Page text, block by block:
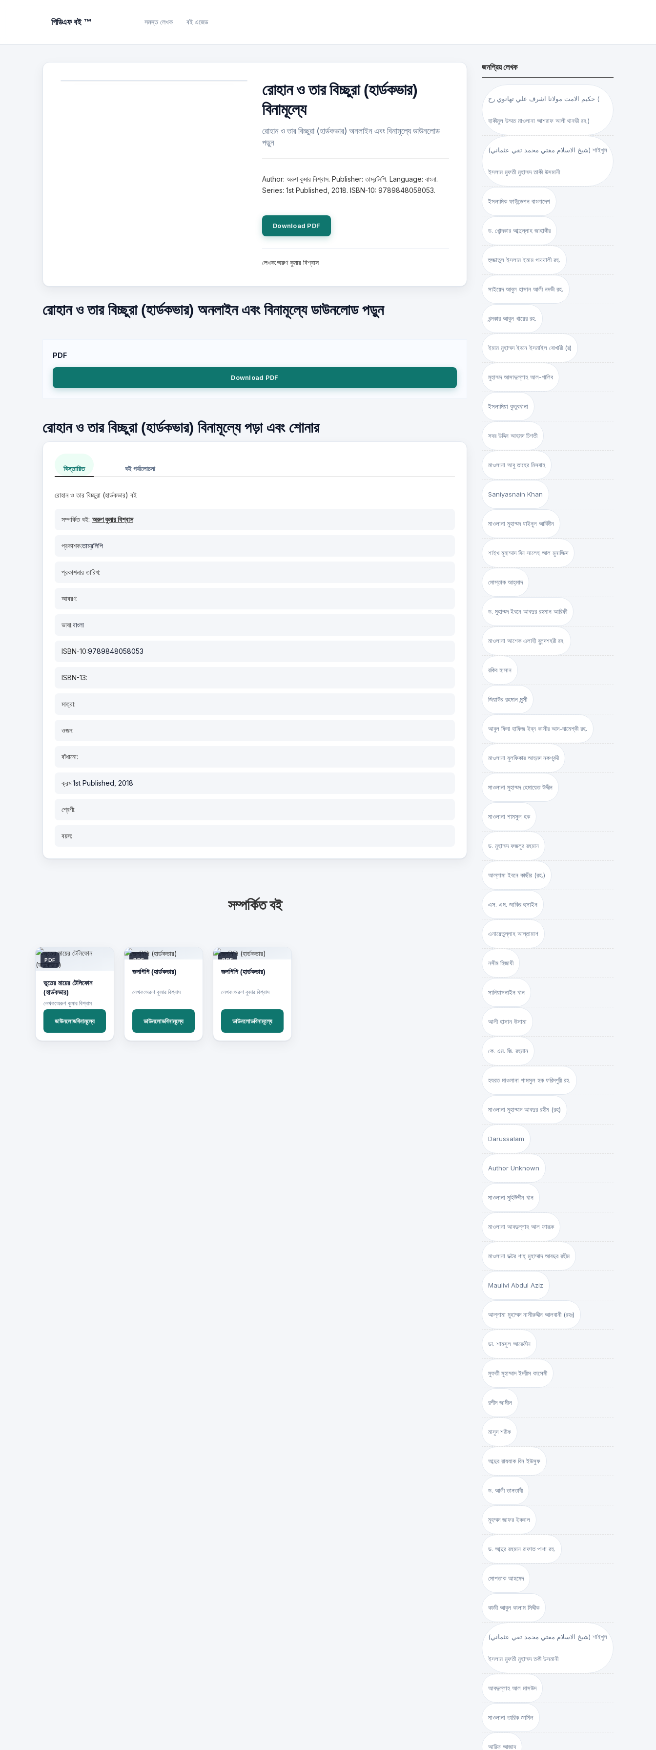
পিডিএফ বই ™ সমস্ত লেখক বই এজেড
রোহান ও তার বিচ্ছুরা (হার্ডকভার)
বিনামূল্যে
রোহান ও তার বিচ্ছুরা (হার্ডকভার) অনলাইন এবং বিনামূল্যে ডাউনলোড
পড়ুন
Author: অরুণ কুমার বিশ্বাস. Publisher: তাম্রলিপি. Language: বাংলা.
Series: 1st Published, 2018. ISBN-10: 9789848058053.
Download PDF
লেখক:অরুণ কুমার বিশ্বাস
রোহান ও তার বিচ্ছুরা (হার্ডকভার) অনলাইন এবং বিনামূল্যে ডাউনলোড পড়ুন
PDF
Download PDF
রোহান ও তার বিচ্ছুরা (হার্ডকভার) বিনামূল্যে পড়া এবং শোনার
বিস্তারিত বই পর্যালোচনা
রোহান ও তার বিচ্ছুরা (হার্ডকভার) বই
সম্পর্কিত বই: অরুণ কুমার বিশ্বাস
প্রকাশক:তাম্রলিপি
প্রকাশনার তারিখ:
আবরণ:
ভাষা:বাংলা
ISBN-10:9789848058053
ISBN-13:
মাত্রা:
ওজন:
বাঁধানো:
ক্রম:1st Published, 2018
শ্রেণী:
বয়স:
সম্পর্কিত বই
PDF
ভূতের মায়ের টেলিফোন
(হার্ডকভার)
লেখক:অরুণ কুমার বিশ্বাস
ডাউনলোডবিনামূল্যে
PDF
জলপিপি (হার্ডকভার)
লেখক:অরুণ কুমার বিশ্বাস
ডাউনলোডবিনামূল্যে
PDF
জলপিপি (হার্ডকভার)
লেখক:অরুণ কুমার বিশ্বাস
ডাউনলোডবিনামূল্যে
জনপ্রিয় লেখক
حكيم الامت مولانا اشرف علي تهانوي رح (
হাকীমুল উম্মত মাওলানা আশরাফ আলী থানভী রহ.)
(شيخ الاسلام مفتي محمد تقي عثماني) শাইখুল
ইসলাম মুফতী মুহাম্মদ তাকী উসমানী
ইসলামিক ফাউন্ডেশন বাংলাদেশ
ড. খোন্দকার আব্দুল্লাহ জাহাঙ্গীর
হুজ্জাতুল ইসলাম ইমাম গাযযালী রহ.
সাইয়েদ আবুল হাসান আলী নদভী রহ.
খন্দকার আবুল খায়ের রহ.
ইমাম মুহাম্মদ ইবনে ইসমাইল বোখারী (র)
মুহাম্মদ আসাদুল্লাহ আল-গালিব
ইসলামিয়া কুতুবখানা
সদর উদ্দিন আহমদ চিশতী
মাওলানা আবু তাহের মিসবাহ
Saniyasnain Khan
মাওলানা মুহাম্মদ যাইনুল আবিদীন
শাইখ মুহাম্মাদ বিন সালেহ আল মুনাজ্জিদ
মোস্তাক আহ্‌মাদ
ড. মুহাম্মদ ইবনে আবদুর রহমান আরিফী
মাওলানা আশেক এলাহী বুলন্দশহরী রহ.
রকিব হাসান
জিয়াউর রহমান মুন্সী
আবুল ফিদা হাফিজ ইব্‌ন কাসীর আদ-দামেশ্‌কী রহ.
মাওলানা যুলফিকার আহমদ নকশবন্দী
মাওলানা মুহাম্মদ হেমায়েত উদ্দীন
মাওলানা শামসুল হক
ড. মুহাম্মদ ফজলুর রহমান
আল্লামা ইবনে কাছীর (রহ.)
এস. এম. জাকির হুসাইন
এনায়েতুল্লাহ আল্‌তামাশ
নসীম হিজাযী
সানিয়াসনাইন খান
আলী হাসান উসামা
কে. এম. জি. রহমান
হযরত মাওলানা শামসুল হক ফরিদপুরী রহ.
মাওলানা মুহাম্মাদ আবদুর রহীম (রহ)
Darussalam
Author Unknown
মাওলানা মুহিউদ্দীন খান
মাওলানা আবদুল্লাহ আল ফারূক
মাওলানা ডক্টর শাহ্‌ মুহাম্মাদ আবদুর রহীম
Maulivi Abdul Aziz
আল্লামা মুহাম্মদ নাসীরুদ্দীন আলবানী (রহঃ)
ডা. শামসুল আরেফীন
মুফতী মুহাম্মাদ ইদরীস কাসেমী
রশীদ জামীল
মাসুদ শরীফ
আব্দুর রাযযাক বিন ইউসুফ
ড. আলী তানতাবী
মুহম্মদ জাফর ইকবাল
ড. আব্দুর রহমান রাফাত পাশা রহ.
মোশতাক আহমেদ
কাজী আবুল কালাম সিদ্দীক
(شيخ الاسلام مفتي محمد تقي عثماني) শাইখুল
ইসলাম মুফতী মুহাম্মদ তকী উসমানী
আবদুল্লাহ আল মাসউদ
মাওলানা তারিক জামিল
আরিফ আজাদ